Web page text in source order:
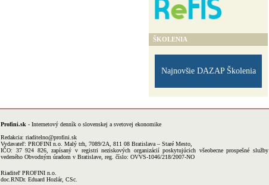
ŠKOLENIA
Najnovšie DAZAP Školenia
Profini.sk - Internetový denník o slovenskej a svetovej ekonomike
Redakcia: riaditelno@profini.sk
Vydavateľ: PROFINI n.o. Malý trh, 7089/2A, 811 08 Bratislava – Staré Mesto,
IČO: 37 924 826, zapísaný v registri neziskových organizácií poskytujúcich všeobecne prospešné služby
vedeného Obvodným úradom v Bratislave, reg. číslo: OVVS-1046/218/2007-NO
Riaditeľ PROFINI n.o.
doc.RNDr. Eduard Hozlár, CSc.